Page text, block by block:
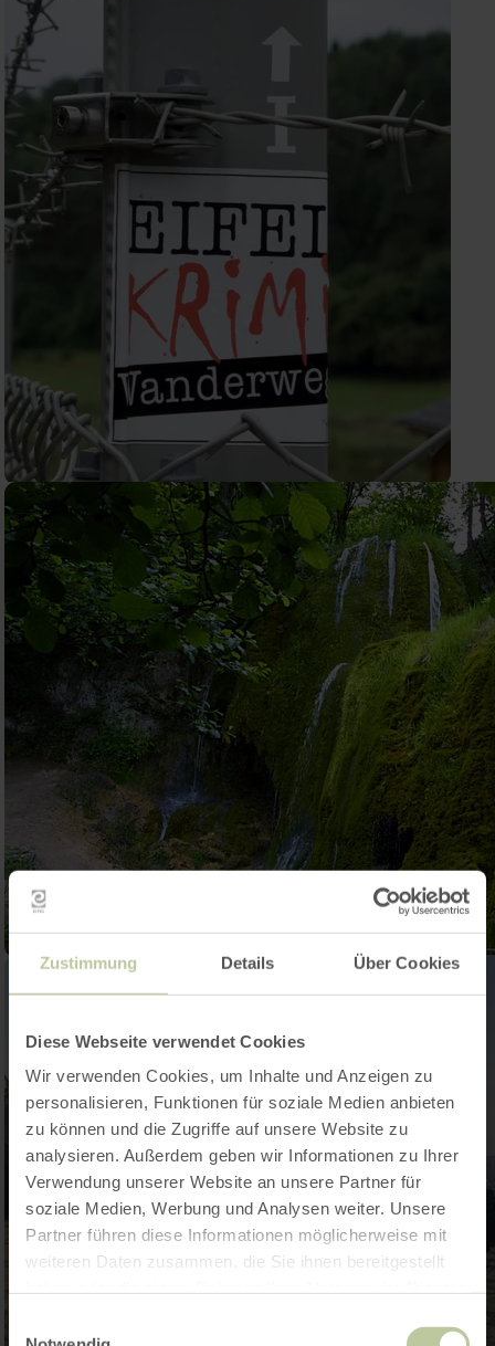
Zustimmung Details Über Cookies
Diese Webseite verwendet Cookies
Wir verwenden Cookies, um Inhalte und Anzeigen zu
personalisieren, Funktionen für soziale Medien anbieten
zu können und die Zugriffe auf unsere Website zu
analysieren. Außerdem geben wir Informationen zu Ihrer
Verwendung unserer Website an unsere Partner für
soziale Medien, Werbung und Analysen weiter. Unsere
Partner führen diese Informationen möglicherweise mit
weiteren Daten zusammen, die Sie ihnen bereitgestellt